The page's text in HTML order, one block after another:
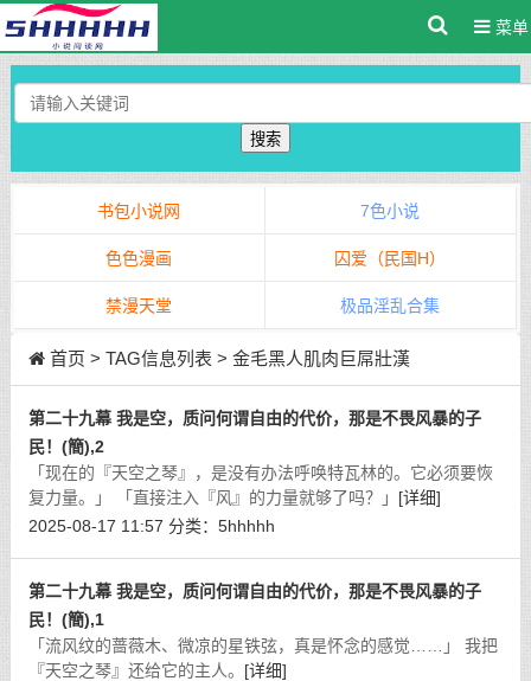
菜单
搜索
书包小说网 7色小说
色色漫画 囚爱（民国H）
禁漫天堂 极品淫乱合集
首页 > TAG信息列表 > 金毛黑人肌肉巨屌壯漢
第二十九幕 我是空，质问何谓自由的代价，那是不畏风暴的子
民！(簡),2
「现在的『天空之琴』，是没有办法呼唤特瓦林的。它必须要恢
复力量。」 「直接注入『风』的力量就够了吗？」 [详细]
2025-08-17 11:57 分类： 5hhhhh
第二十九幕 我是空，质问何谓自由的代价，那是不畏风暴的子
民！(簡),1
「流风纹的蔷薇木、微凉的星铁弦，真是怀念的感觉……」 我把
『天空之琴』还给它的主人。 [详细]